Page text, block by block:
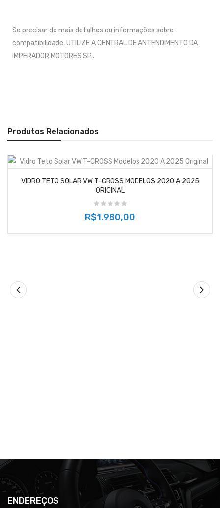
Se precisar de mais detalhes ou informações sobre
compatibilidade, UTILIZE A CENTRAL DE ANTENDIMENTO DA
IMPERADOR MOTORES SP..
Produtos Relacionados
VIDRO TETO SOLAR VW T-CROSS MODELOS 2020 A 2025
ORIGINAL
R$1.980,00
ENDEREÇOS